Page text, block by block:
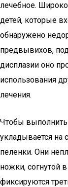
лечебное.
детей, которые
обнаружено
предвывихов,
дисплазии оно
использования
лечения.
Чтобы
укладывается на
пеленки. Они
ножки, согнутой
фиксируются